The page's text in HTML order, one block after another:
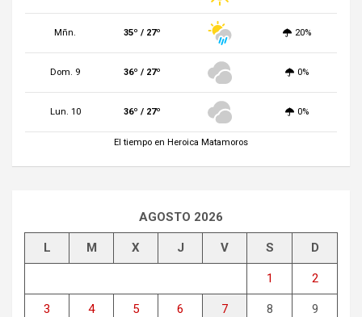
Mñn. 35º / 27º 20%
Dom. 9 36º / 27º 0%
Lun. 10 36º / 27º 0%
El tiempo en Heroica Matamoros
AGOSTO 2026
L M X J V S D
1 2
3 4 5 6 7 8 9